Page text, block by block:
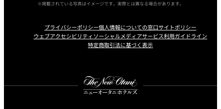
※掲載されている写真はイメージです。実際とは異なる場合があります。
プライバシーポリシー個人情報についての窓口サイトポリシー
ウェブアクセシビリティソーシャルメディアサービス利用ガイドライン
特定商取引法に基づく表示